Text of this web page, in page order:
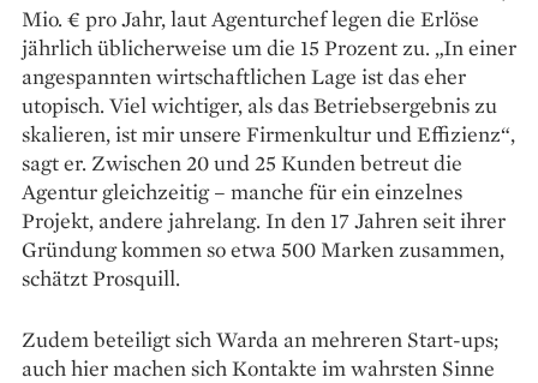
Mio. € pro Jahr, laut Agenturchef legen die Erlöse
jährlich üblicherweise um die 15 Prozent zu. „In einer
angespannten wirtschaftlichen Lage ist das eher
utopisch. Viel wichtiger, als das Betriebsergebnis zu
skalieren, ist mir unsere Firmenkultur und Effizienz“,
sagt er. Zwischen 20 und 25 Kunden betreut die
Agentur gleichzeitig – manche für ein einzelnes
Projekt, andere jahrelang. In den 17 Jahren seit ihrer
Gründung kommen so etwa 500 Marken zusammen,
schätzt Prosquill.
Zudem beteiligt sich Warda an mehreren Start-ups;
auch hier machen sich Kontakte im wahrsten Sinne